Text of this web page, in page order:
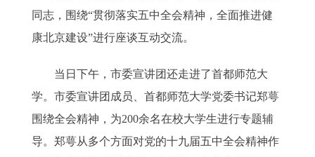
同志，围绕“贯彻落实五中全会精神，全面推进健
康北京建设”进行座谈互动交流。
当日下午，市委宣讲团还走进了首都师范大
学。市委宣讲团成员、首都师范大学党委书记郑萼
围绕全会精神，为200余名在校大学生进行专题辅
导。郑萼从多个方面对党的十九届五中全会精神作